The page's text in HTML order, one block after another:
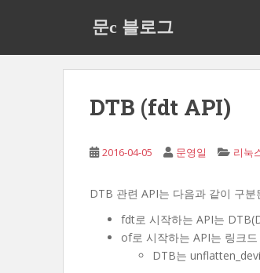
문c 블로그
DTB (fdt API)
2016-04-05 문영일 리눅
DTB 관련 API는 다음과 같이 구분
fdt로 시작하는 API는
of로 시작하는 API는 링크
DTB는